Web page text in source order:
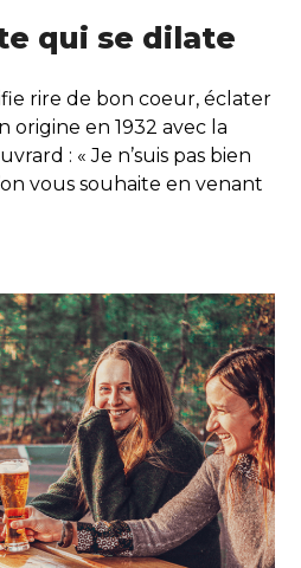
qui se dilate
rire de bon coeur, éclater
origine en 1932 avec la
: « Je n’suis pas bien
vous souhaite en venant